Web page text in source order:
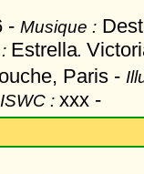
- Musique :
Estrella.
Paris -
ISWC : xxx -